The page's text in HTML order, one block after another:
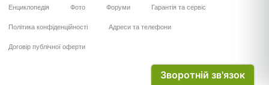
Енциклопедія Фото Форуми Гарантія та сервіс
Політика конфіденційності Адреси та телефони
Договір публічної оферти